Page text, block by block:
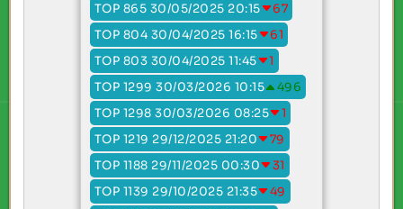
TOP 865 30/05/2025 20:15
67
TOP 804 30/04/2025 16:15
61
TOP 803 30/04/2025 11:45
1
TOP 1299 30/03/2026 10:15
496
TOP 1298 30/03/2026 08:25
1
TOP 1219 29/12/2025 21:20
79
TOP 1188 29/11/2025 00:30
31
TOP 1139 29/10/2025 21:35
49